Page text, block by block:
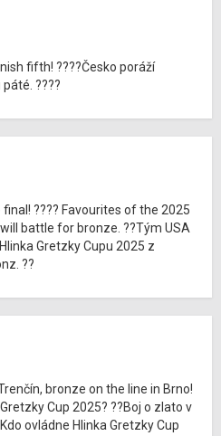
fifth! ????Česko poráží
????
???? Favourites of the 2025
battle for bronze. ??Tým USA
Gretzky Cupu 2025 z
??
bronze on the line in Brno!
Cup 2025? ??Boj o zlato v
ovládne Hlinka Gretzky Cup